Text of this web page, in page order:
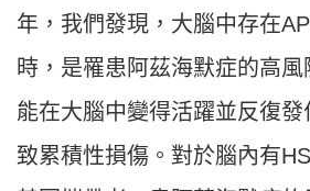
年，我們發現，大腦中存在
時，是罹患阿茲海默症的高
能在大腦中變得活躍並反復
致累積性損傷。對於腦內有